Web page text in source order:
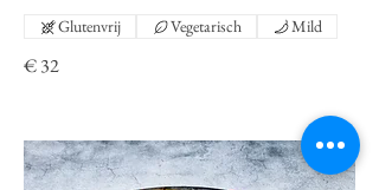
€ 32
Glutenvrij Vegetarisch Mild